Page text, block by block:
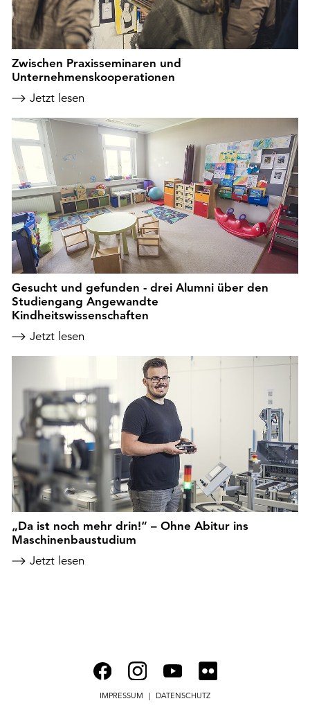
Zwischen Praxisseminaren und
Unternehmenskooperationen
Jetzt lesen
Gesucht und gefunden - drei Alumni über den
Studiengang Angewandte
Kindheitswissenschaften
Jetzt lesen
„Da ist noch mehr drin!“ – Ohne Abitur ins
Maschinenbaustudium
Jetzt lesen
IMPRESSUM DATENSCHUTZ